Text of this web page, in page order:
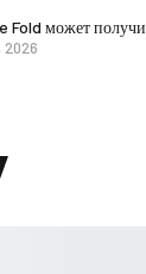
Fold может
2026